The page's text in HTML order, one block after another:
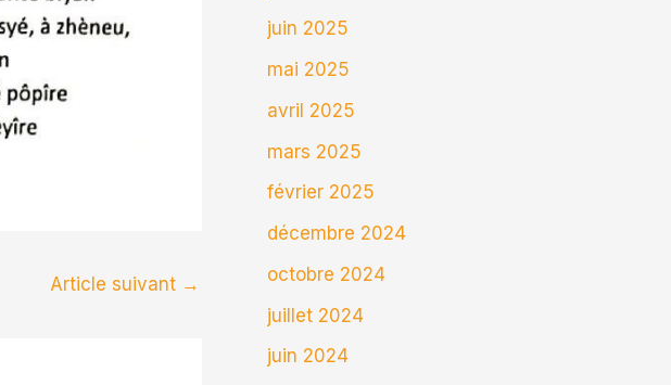
Article suivant →
juin 2025
mai 2025
avril 2025
mars 2025
février 2025
décembre 2024
octobre 2024
juillet 2024
juin 2024